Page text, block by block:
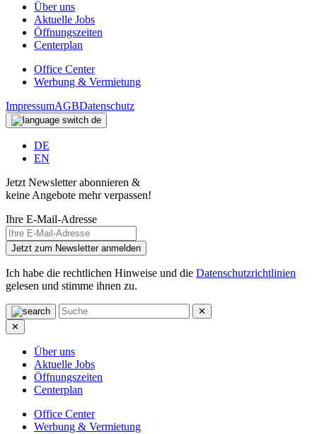
Über uns
Aktuelle Jobs
Öffnungszeiten
Centerplan
Office Center
Werbung & Vermietung
ImpressumAGBDatenschutz
de
DE
EN
Jetzt Newsletter abonnieren &
keine Angebote mehr verpassen!
Ihre E-Mail-Adresse
Jetzt zum Newsletter anmelden
Ich habe die rechtlichen Hinweise und die Datenschutzrichtlinien
gelesen und stimme ihnen zu.
✕
✕
Über uns
Aktuelle Jobs
Öffnungszeiten
Centerplan
Office Center
Werbung & Vermietung